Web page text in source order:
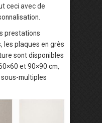
ceci avec de
prestations
les plaques en grès
sont disponibles
et 90×90 cm,
multiples